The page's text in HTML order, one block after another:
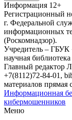
Информация 12+
Регистрационный
г. Федеральной
информационных
(Роскомнадзор).
Учредитель – ГБУК
научная
Главный редактор
+7(8112)72-84-01,
материалов прямая
Информационная
кибермошенников
Меню